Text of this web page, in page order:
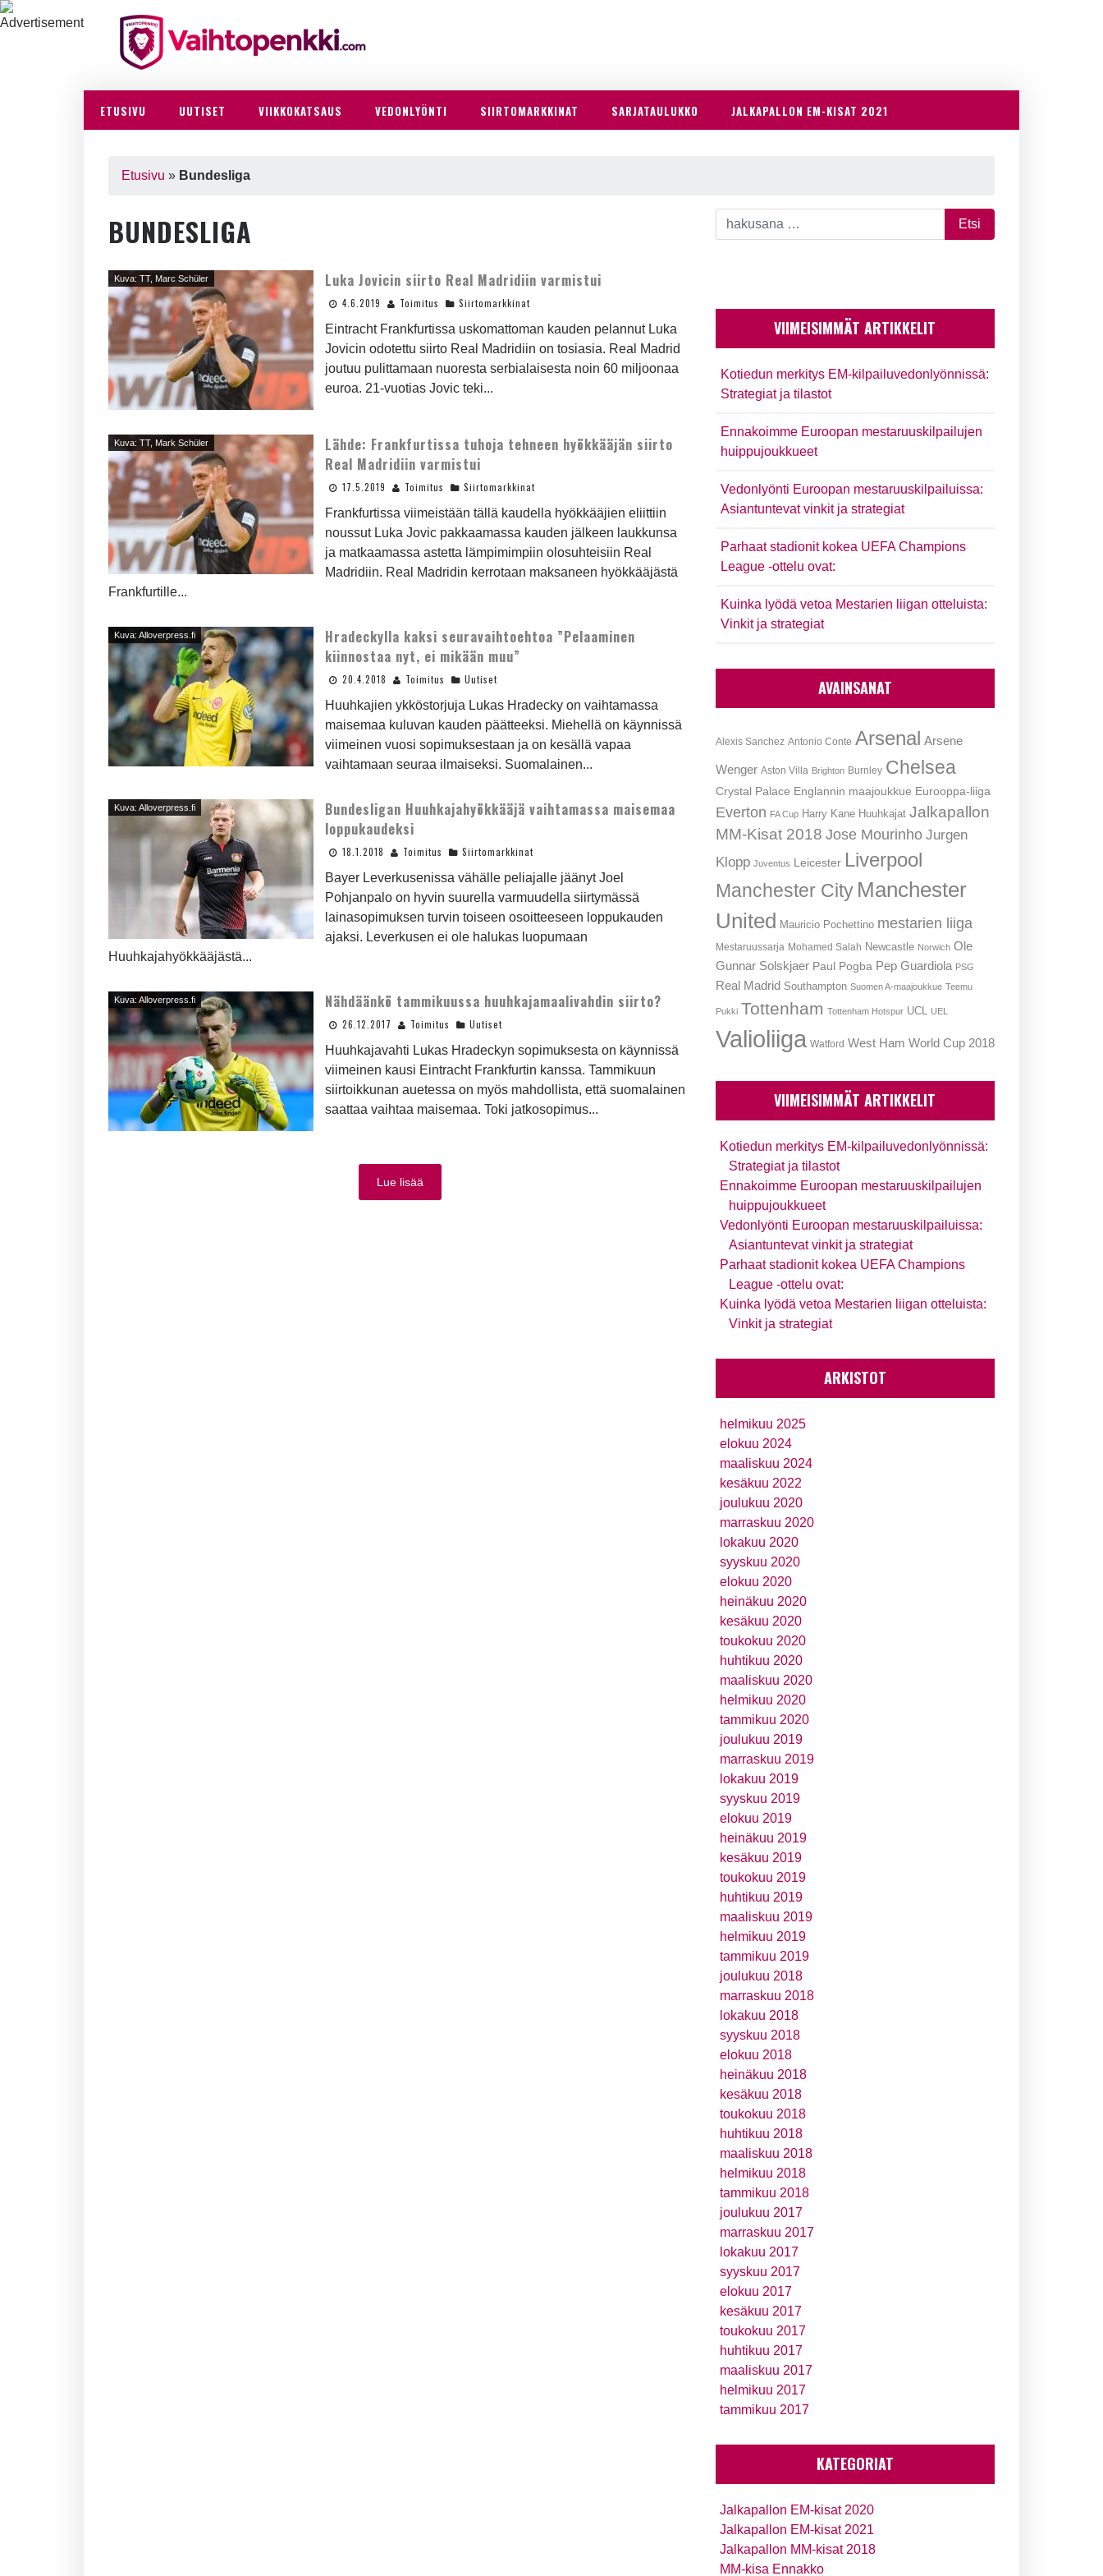
ETUSIVU UUTISET VIIKKOKATSAUS VEDONLYÖNTI SIIRTOMARKKINAT SARJATAULUKKO JALKAPALLON EM-KISAT 2021
Etusivu » Bundesliga
BUNDESLIGA
Kuva: TT, Marc Schüler Luka Jovicin siirto Real Madridiin varmistui
4.6.2019 Toimitus Siirtomarkkinat
Eintracht Frankfurtissa uskomattoman kauden pelannut Luka
Jovicin odotettu siirto Real Madridiin on tosiasia. Real Madrid
joutuu pulittamaan nuoresta serbialaisesta noin 60 miljoonaa
euroa. 21-vuotias Jovic teki...
Kuva: TT, Mark Schüler
Lähde: Frankfurtissa tuhoja tehneen hyökkääjän siirto
Real Madridiin varmistui
17.5.2019 Toimitus Siirtomarkkinat
Frankfurtissa viimeistään tällä kaudella hyökkääjien eliittiin
noussut Luka Jovic pakkaamassa kauden jälkeen laukkunsa
ja matkaamassa astetta lämpimimpiin olosuhteisiin Real
Madridiin. Real Madridin kerrotaan maksaneen hyökkääjästä
Frankfurtille...
Kuva: Alloverpress.fi
Hradeckylla kaksi seuravaihtoehtoa ”Pelaaminen
kiinnostaa nyt, ei mikään muu”
20.4.2018 Toimitus Uutiset
Huuhkajien ykköstorjuja Lukas Hradecky on vaihtamassa
maisemaa kuluvan kauden päätteeksi. Miehellä on käynnissä
viimeinen vuosi sopimuksestaan ja on kesällä vapaa
vaihtamaan seuraa ilmaiseksi. Suomalainen...
Kuva: Alloverpress.fi
Bundesligan Huuhkajahyökkääjä vaihtamassa maisemaa
loppukaudeksi
18.1.2018 Toimitus Siirtomarkkinat
Bayer Leverkusenissa vähälle peliajalle jäänyt Joel
Pohjanpalo on hyvin suurella varmuudella siirtymässä
lainasopimuksen turvin toiseen osoitteeseen loppukauden
ajaksi. Leverkusen ei ole halukas luopumaan
Huuhkajahyökkääjästä...
Kuva: Alloverpress.fi Nähdäänkö tammikuussa huuhkajamaalivahdin siirto?
26.12.2017 Toimitus Uutiset
Huuhkajavahti Lukas Hradeckyn sopimuksesta on käynnissä
viimeinen kausi Eintracht Frankfurtin kanssa. Tammikuun
siirtoikkunan auetessa on myös mahdollista, että suomalainen
saattaa vaihtaa maisemaa. Toki jatkosopimus...
Lue lisää
VIIMEISIMMÄT ARTIKKELIT
Kotiedun merkitys EM-kilpailuvedonlyönnissä:
Strategiat ja tilastot
Ennakoimme Euroopan mestaruuskilpailujen
huippujoukkueet
Vedonlyönti Euroopan mestaruuskilpailuissa:
Asiantuntevat vinkit ja strategiat
Parhaat stadionit kokea UEFA Champions
League -ottelu ovat:
Kuinka lyödä vetoa Mestarien liigan otteluista:
Vinkit ja strategiat
AVAINSANAT
Alexis Sanchez Antonio Conte Arsenal Arsene
Wenger Aston Villa Brighton Burnley Chelsea
Crystal Palace Englannin maajoukkue Eurooppa-liiga
Everton FA Cup Harry Kane Huuhkajat Jalkapallon
MM-Kisat 2018 Jose Mourinho Jurgen
Klopp Juventus Leicester Liverpool
Manchester City Manchester
United
Mauricio Pochettino mestarien liiga
Mestaruussarja Mohamed Salah Newcastle Norwich Ole
Gunnar Solskjaer Paul Pogba Pep Guardiola PSG
Real Madrid Southampton Suomen A-maajoukkue Teemu
Pukki Tottenham Tottenham Hotspur UCL UEL
Valioliiga Watford West Ham World Cup 2018
VIIMEISIMMÄT ARTIKKELIT
Kotiedun merkitys EM-kilpailuvedonlyönnissä:
Strategiat ja tilastot
Ennakoimme Euroopan mestaruuskilpailujen
huippujoukkueet
Vedonlyönti Euroopan mestaruuskilpailuissa:
Asiantuntevat vinkit ja strategiat
Parhaat stadionit kokea UEFA Champions
League -ottelu ovat:
Kuinka lyödä vetoa Mestarien liigan otteluista:
Vinkit ja strategiat
ARKISTOT
helmikuu 2025
elokuu 2024
maaliskuu 2024
kesäkuu 2022
joulukuu 2020
marraskuu 2020
lokakuu 2020
syyskuu 2020
elokuu 2020
heinäkuu 2020
kesäkuu 2020
toukokuu 2020
huhtikuu 2020
maaliskuu 2020
helmikuu 2020
tammikuu 2020
joulukuu 2019
marraskuu 2019
lokakuu 2019
syyskuu 2019
elokuu 2019
heinäkuu 2019
kesäkuu 2019
toukokuu 2019
huhtikuu 2019
maaliskuu 2019
helmikuu 2019
tammikuu 2019
joulukuu 2018
marraskuu 2018
lokakuu 2018
syyskuu 2018
elokuu 2018
heinäkuu 2018
kesäkuu 2018
toukokuu 2018
huhtikuu 2018
maaliskuu 2018
helmikuu 2018
tammikuu 2018
joulukuu 2017
marraskuu 2017
lokakuu 2017
syyskuu 2017
elokuu 2017
kesäkuu 2017
toukokuu 2017
huhtikuu 2017
maaliskuu 2017
helmikuu 2017
tammikuu 2017
KATEGORIAT
Jalkapallon EM-kisat 2020
Jalkapallon EM-kisat 2021
Jalkapallon MM-kisat 2018
MM-kisa Ennakko